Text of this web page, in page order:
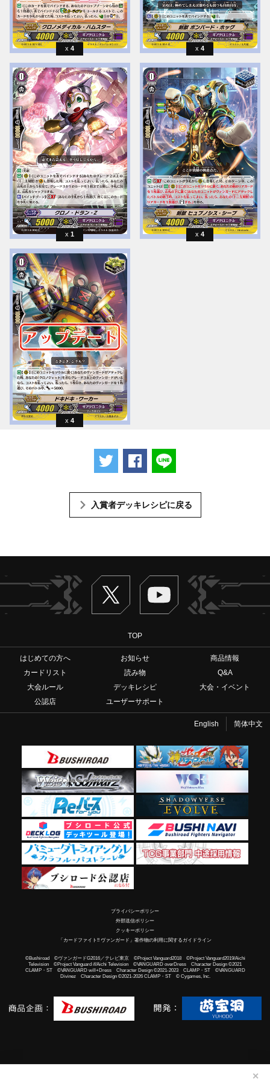
✕
4 4
1 4
4
ツイートするFacebookでシェアする
入賞者デッキレシピに戻る
Twitter ヴァンガードch
TOP
はじめての方へ お知らせ
商品情報
カードリスト
読み物
Q&A
大会ルール
デッキレシピ
大会・イベント
公認店
ユーザーサポート
English 简体中文
プライバシーポリシー
外部送信ポリシー
クッキーポリシー
「カードファイト!! ヴァンガード」著作物の利用に関するガイドライン
©Bushiroad ©ヴァンガードG2016／テレビ東京 ©Project Vanguard2018 ©Project Vanguard2019/Aichi
Television ©Project Vanguard if/Aichi Television ©VANGUARD overDress Character Design ©2021
CLAMP・ST ©VANGUARD will+Dress Character Design ©2021-2023 CLAMP・ST ©VANGUARD
Divinez Character Design ©2021-2026 CLAMP・ST © Cygames, Inc.